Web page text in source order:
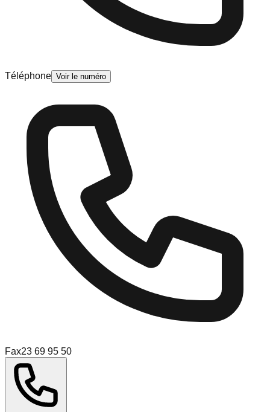
Téléphone Voir le numéro
Fax23 69 95 50